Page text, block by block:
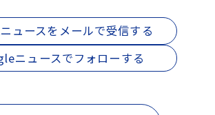
ュースをメールで受信する
ニュースでフォローする